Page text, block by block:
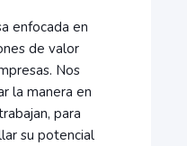
enfocada en
de valor
Nos
la manera en
para
su potencial